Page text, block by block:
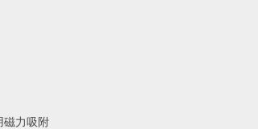
磁力吸附